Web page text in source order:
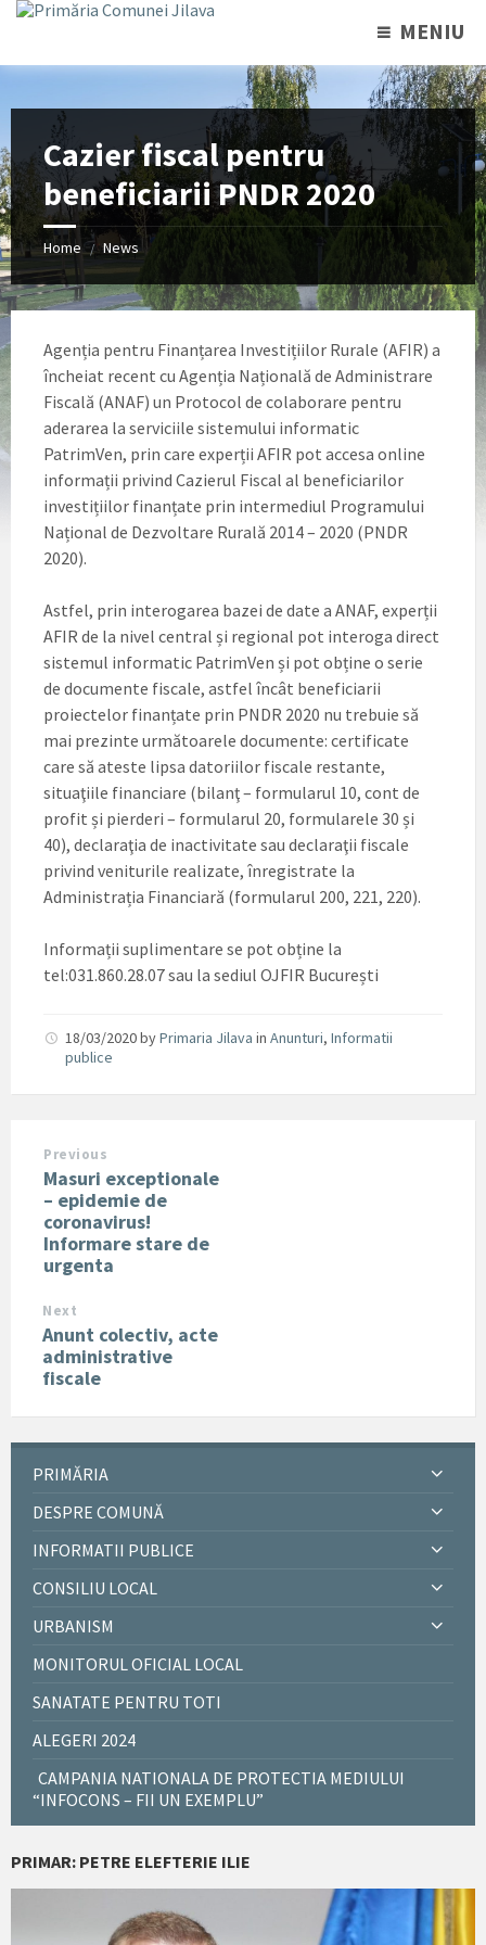
MENIU
Cazier fiscal pentru
beneficiarii PNDR 2020
Home / News
Agenția pentru Finanțarea Investițiilor Rurale (AFIR) a
încheiat recent cu Agenția Națională de Administrare
Fiscală (ANAF) un Protocol de colaborare pentru
aderarea la serviciile sistemului informatic
PatrimVen, prin care experții AFIR pot accesa online
informații privind Cazierul Fiscal al beneficiarilor
investițiilor finanțate prin intermediul Programului
Național de Dezvoltare Rurală 2014 – 2020 (PNDR
2020).
Astfel, prin interogarea bazei de date a ANAF, experții
AFIR de la nivel central și regional pot interoga direct
sistemul informatic PatrimVen și pot obține o serie
de documente fiscale, astfel încât beneficiarii
proiectelor finanțate prin PNDR 2020 nu trebuie să
mai prezinte următoarele documente: certificate
care să ateste lipsa datoriilor fiscale restante,
situaţiile financiare (bilanţ – formularul 10, cont de
profit și pierderi – formularul 20, formularele 30 și
40), declaraţia de inactivitate sau declaraţii fiscale
privind veniturile realizate, înregistrate la
Administrația Financiară (formularul 200, 221, 220).
Informații suplimentare se pot obține la
tel:031.860.28.07 sau la sediul OJFIR București
18/03/2020byPrimaria Jilava in Anunturi, Informatii
publice
Previous
Masuri exceptionale
– epidemie de
coronavirus!
Informare stare de
urgenta
Next
Anunt colectiv, acte
administrative
fiscale
PRIMĂRIA
DESPRE COMUNĂ
INFORMATII PUBLICE
CONSILIU LOCAL
URBANISM
MONITORUL OFICIAL LOCAL
SANATATE PENTRU TOTI
ALEGERI 2024
CAMPANIA NATIONALA DE PROTECTIA MEDIULUI
“INFOCONS – FII UN EXEMPLU”
PRIMAR: PETRE ELEFTERIE ILIE